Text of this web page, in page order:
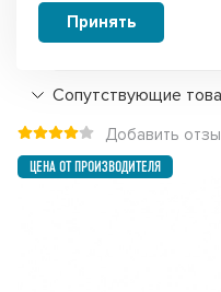
Подробнее
Сопутствующие
Добавить
Принять